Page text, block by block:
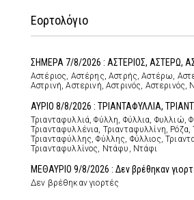
Εορτολόγιο
ΣΗΜΕΡΑ 7/8/2026 : ΑΣΤΕΡΙΟΣ, ΑΣΤΕΡΩ,
Αστέριος, Αστέρης, Αστρής, Αστέρω,
Αστρινή, Αστερινή, Αστρινός,
ΑΥΡΙΟ 8/8/2026 : ΤΡΙΑΝΤΑΦΥΛΛΙΑ,
Τριανταφυλλιά, Φύλλη, Φύλλια, Φυλλιώ,
Τριανταφυλλένια, Τριανταφυλλίνη, Ρόζα,
Τριανταφύλλης, Φύλλης, Φύλλιος,
Τριανταφυλλίνος, Ντάφυ, Ντάφι
ΜΕΘΑΥΡΙΟ 9/8/2026 : Δεν βρέθηκαν
Δεν βρέθηκαν γιορτές